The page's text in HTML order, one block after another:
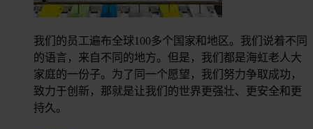
我们的员工遍布全球100多个国家和地区。我们说着不同
的语言，来自不同的地方。但是，我们都是海虹老人大
家庭的一份子。为了同一个愿望，我们努力争取成功，
致力于创新，那就是让我们的世界更强壮、更安全和更
持久。